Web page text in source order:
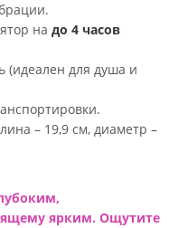
на до 4 часов
(идеален для душа и
– 19,9 см, диаметр –
ярким. Ощутите